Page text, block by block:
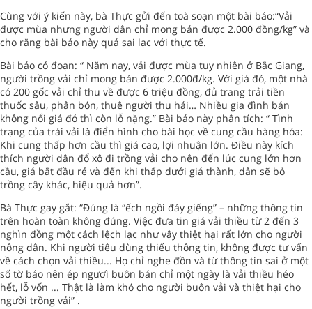
Cùng với ý kiến này, bà Thực gửi đến toà soạn một bài báo:“Vải
được mùa nhưng người dân chỉ mong bán được 2.000 đồng/kg” và
cho rằng bài báo này quá sai lạc với thực tế.
Bài báo có đoạn: “ Năm nay, vải được mùa tuy nhiên ở Bắc Giang,
người trồng vải chỉ mong bán được 2.000đ/kg. Với giá đó, một nhà
có 200 gốc vải chỉ thu về được 6 triệu đồng, đủ trang trải tiền
thuốc sâu, phân bón, thuê người thu hái… Nhiều gia đình bán
không nổi giá đó thì còn lỗ nặng.” Bài báo này phân tích: “ Tình
trạng của trái vải là điển hình cho bài học về cung cầu hàng hóa:
Khi cung thấp hơn cầu thì giá cao, lợi nhuận lớn. Điều này kích
thích người dân đổ xô đi trồng vải cho nên đến lúc cung lớn hơn
cầu, giá bắt đầu rẻ và đến khi thấp dưới giá thành, dân sẽ bỏ
trồng cây khác, hiệu quả hơn”.
Bà Thực gay gắt: “Đúng là “ếch ngồi đáy giếng” – những thông tin
trên hoàn toàn không đúng. Việc đưa tin giá vải thiều từ 2 đến 3
nghìn đồng một cách lệch lạc như vậy thiệt hại rất lớn cho người
nông dân. Khi người tiêu dùng thiếu thông tin, không được tư vấn
về cách chọn vải thiều... Họ chỉ nghe đồn và từ thông tin sai ở một
số tờ báo nên ép ngươì buôn bán chỉ một ngày là vải thiều héo
hết, lỗ vốn ... Thật là làm khó cho người buôn vải và thiệt hại cho
người trồng vải” .